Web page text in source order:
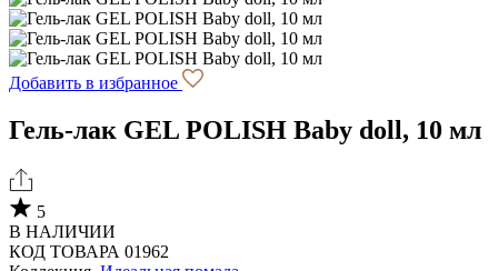
Добавить в избранное
Гель-лак GEL POLISH Baby doll, 10 мл
5
В НАЛИЧИИ
КОД ТОВАРА 01962